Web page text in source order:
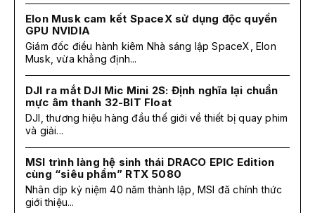
Elon Musk cam kết SpaceX sử dụng độc quyền
GPU NVIDIA
Giám đốc điều hành kiêm Nhà sáng lập SpaceX, Elon
Musk, vừa khẳng định...
DJI ra mắt DJI Mic Mini 2S: Định nghĩa lại chuẩn
mực âm thanh 32-BIT Float
DJI, thương hiệu hàng đầu thế giới về thiết bị quay phim
và giải...
MSI trình làng hệ sinh thái DRACO EPIC Edition
cùng “siêu phẩm” RTX 5080
Nhân dịp kỷ niệm 40 năm thành lập, MSI đã chính thức
giới thiệu...